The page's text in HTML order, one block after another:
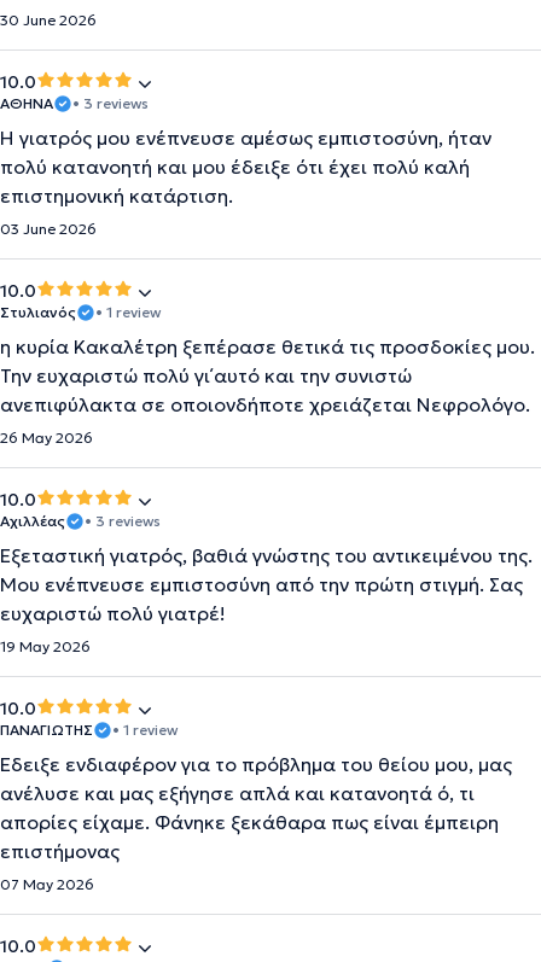
30 June 2026
10.0
ΑΘΗΝΑ • 3 reviews
Η γιατρός μου ενέπνευσε αμέσως εμπιστοσύνη, ήταν
πολύ κατανοητή και μου έδειξε ότι έχει πολύ καλή
επιστημονική κατάρτιση.
03 June 2026
10.0
Στυλιανός • 1 review
η κυρία Κακαλέτρη ξεπέρασε θετικά τις προσδοκίες μου.
Την ευχαριστώ πολύ γι΄αυτό και την συνιστώ
ανεπιφύλακτα σε οποιονδήποτε χρειάζεται Νεφρολόγο.
26 May 2026
10.0
Αχιλλέας • 3 reviews
Εξεταστική γιατρός, βαθιά γνώστης του αντικειμένου της.
Μου ενέπνευσε εμπιστοσύνη από την πρώτη στιγμή. Σας
ευχαριστώ πολύ γιατρέ!
19 May 2026
10.0
ΠΑΝΑΓΙΩΤΗΣ • 1 review
Έδειξε ενδιαφέρον για το πρόβλημα του θείου μου, μας
ανέλυσε και μας εξήγησε απλά και κατανοητά ό, τι
απορίες είχαμε. Φάνηκε ξεκάθαρα πως είναι έμπειρη
επιστήμονας
07 May 2026
10.0